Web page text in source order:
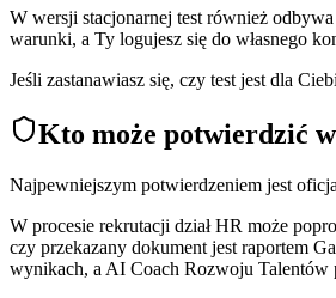
W wersji stacjonarnej test również
warunki, a Ty logujesz się do własnego
Jeśli zastanawiasz się, czy test jest dla
Kto może potwierdzić
Najpewniejszym potwierdzeniem jest
W procesie rekrutacji dział HR może
czy przekazany dokument jest raportem
wynikach, a AI Coach Rozwoju Talentów